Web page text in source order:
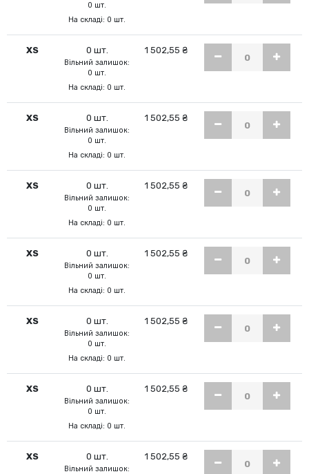
0 шт.
На складі: 0 шт.
XS 0 шт.
Вільний залишок:
0 шт.
На складі: 0 шт.
1 502,55 ₴
XS 0 шт.
Вільний залишок:
0 шт.
На складі: 0 шт.
1 502,55 ₴
XS 0 шт.
Вільний залишок:
0 шт.
На складі: 0 шт.
1 502,55 ₴
XS 0 шт.
Вільний залишок:
0 шт.
На складі: 0 шт.
1 502,55 ₴
XS 0 шт.
Вільний залишок:
0 шт.
На складі: 0 шт.
1 502,55 ₴
XS 0 шт.
Вільний залишок:
0 шт.
На складі: 0 шт.
1 502,55 ₴
XS 0 шт.
Вільний залишок:
1 502,55 ₴